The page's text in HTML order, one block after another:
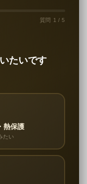
質問 1 / 5
たいです
熱保護
たい